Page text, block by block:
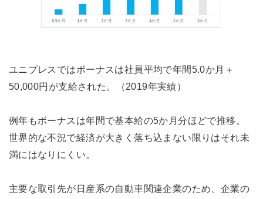
ユニプレスではボーナスは社員平均で年間5.0か月＋
50,000円が支給された。（2019年実績）
例年もボーナスは年間で基本給の5か月分ほどで推移。
世界的な不況で経済が大きく落ち込まない限りはそれ未
満にはなりにくい。
主要な取引先が日産系の自動車関連企業のため、企業の